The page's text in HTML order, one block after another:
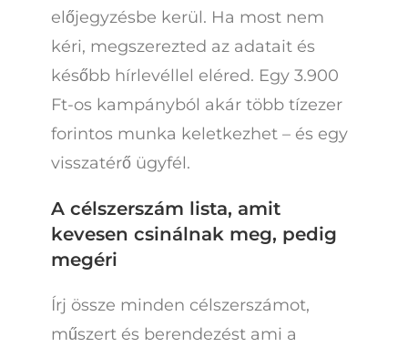
előjegyzésbe kerül. Ha most nem
kéri, megszerezted az adatait és
később hírlevéllel eléred. Egy 3.900
Ft-os kampányból akár több tízezer
forintos munka keletkezhet – és egy
visszatérő ügyfél.
A célszerszám lista, amit
kevesen csinálnak meg, pedig
megéri
Írj össze minden célszerszámot,
műszert és berendezést ami a